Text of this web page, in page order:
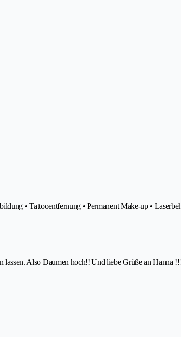
• Tattooentfernung • Permanent Make-up •
lassen. Also Daumen hoch!! Und liebe Grüße an Hanna !!!